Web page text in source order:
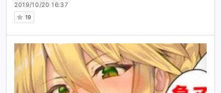
2019/10/20 16:37
19